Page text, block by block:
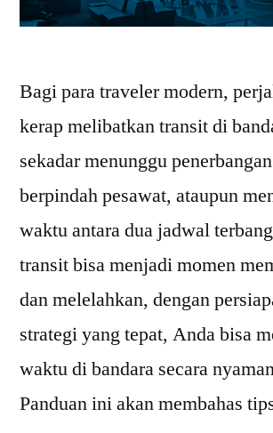
Bagi para traveler modern,
kerap melibatkan transit di
sekadar menunggu
berpindah pesawat, ataupun
waktu antara dua jadwal
transit bisa menjadi momen
dan melelahkan, dengan
strategi yang tepat, Anda bisa
waktu di bandara secara
Panduan ini akan membahas